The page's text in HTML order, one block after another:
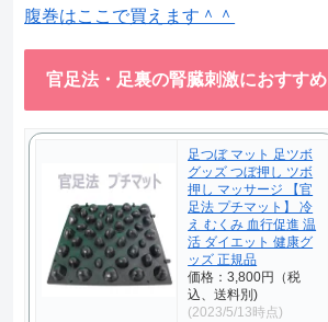
腹巻はここで買えます＾＾
官足法・足裏の腎臓刺激におすすめ
足つぼ マット 足ツボ
グッズ つぼ押し ツボ
押し マッサージ 【官
足法 プチマット】 冷
え むくみ 血行促進 温
活 ダイエット 健康グ
ッズ 正規品
価格：3,800円（税
込、送料別)
(2023/5/13時点)